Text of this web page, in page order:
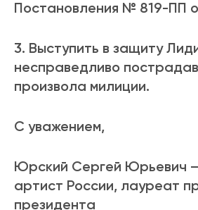
Постановления № 819-ПП
3. Выступить в защиту
несправедливо
произвола милиции.
С уважением,
Юрский Сергей Юрьевич
артист России, лауреат
президента